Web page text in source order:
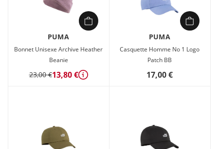
PUMA
Bonnet Unisexe Archive Heather
Beanie
23,00 €13,80 € Détails
PUMA
Casquette Homme No 1 Logo
Patch BB
17,00 €